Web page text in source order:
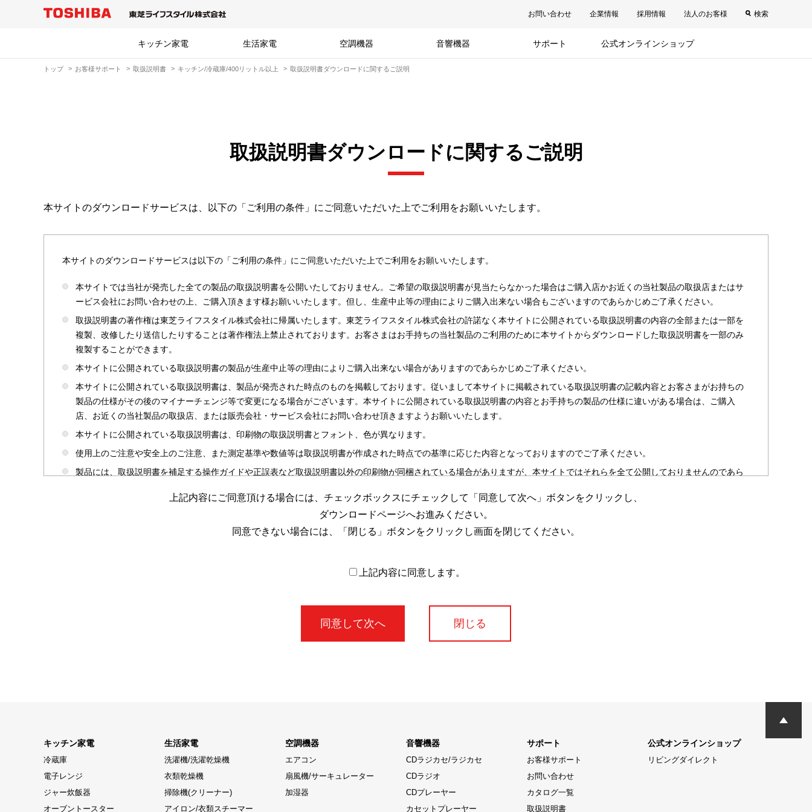
お問い合わせ 企業情報 採用情報 法人のお客様 検索
キッチン家電 生活家電 空調機器 音響機器 サポート 公式オンラインショップ
トップ お客様サポート 取扱説明書 キッチン/冷蔵庫/400リットル以上 取扱説明書ダウンロードに関するご説明
取扱説明書ダウンロードに関するご説明
本サイトのダウンロードサービスは、以下の「ご利用の条件」にご同意いただいた上でご利用をお願いいたします。
本サイトのダウンロードサービスは以下の「ご利用の条件」にご同意いただいた上でご利用をお願いいたします。
本サイトでは当社が発売した全ての製品の取扱説明書を公開いたしておりません。ご希望の取扱説明書が見当たらなかった場合はご購入店かお近くの当社製品の取扱店またはサ
ービス会社にお問い合わせの上、ご購入頂きます様お願いいたします。但し、生産中止等の理由によりご購入出来ない場合もございますのであらかじめご了承ください。
取扱説明書の著作権は東芝ライフスタイル株式会社に帰属いたします。東芝ライフスタイル株式会社の許諾なく本サイトに公開されている取扱説明書の内容の全部または一部を
複製、改修したり送信したりすることは著作権法上禁止されております。お客さまはお手持ちの当社製品のご利用のために本サイトからダウンロードした取扱説明書を一部のみ
複製することができます。
本サイトに公開されている取扱説明書の製品が生産中止等の理由によりご購入出来ない場合がありますのであらかじめご了承ください。
本サイトに公開されている取扱説明書は、製品が発売された時点のものを掲載しております。従いまして本サイトに掲載されている取扱説明書の記載内容とお客さまがお持ちの
製品の仕様がその後のマイナーチェンジ等で変更になる場合がございます。本サイトに公開されている取扱説明書の内容とお手持ちの製品の仕様に違いがある場合は、ご購入
店、お近くの当社製品の取扱店、または販売会社・サービス会社にお問い合わせ頂きますようお願いいたします。
本サイトに公開されている取扱説明書は、印刷物の取扱説明書とフォント、色が異なります。
使用上のご注意や安全上のご注意、また測定基準や数値等は取扱説明書が作成された時点での基準に応じた内容となっておりますのでご了承ください。
製品には、取扱説明書を補足する操作ガイドや正誤表など取扱説明書以外の印刷物が同梱されている場合がありますが、本サイトではそれらを全て公開しておりませんのであら
本サイトのサービスは予告なく中止または内容を変更する場合がございますのであらかじめご了承ください。
場合がありますのであらかじめご了承ください。
上記内容にご同意頂ける場合には、チェックボックスにチェックして「同意して次へ」ボタンをクリックし、
ダウンロードページへお進みください。
同意できない場合には、「閉じる」ボタンをクリックし画面を閉じてください。
上記内容に同意します。
閉じる
キッチン家電
冷蔵庫
電子レンジ
ジャー炊飯器
オーブントースター
生活家電
洗濯機/洗濯乾燥機
衣類乾燥機
掃除機(クリーナー)
アイロン/衣類スチーマー
空調機器
エアコン
扇風機/サーキュレーター
加湿器
音響機器
CDラジカセ/ラジカセ
CDラジオ
CDプレーヤー
カセットプレーヤー
サポート
お客様サポート
お問い合わせ
カタログ一覧
取扱説明書
公式オンラインショップ
リビングダイレクト